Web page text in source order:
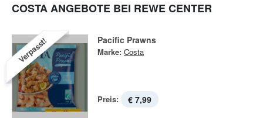
COSTA ANGEBOTE BEI REWE CENTER
Verpasst! Pacific Prawns
Marke: Costa
Preis: € 7,99